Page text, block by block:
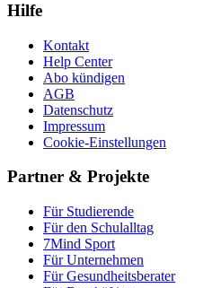
Hilfe
Kontakt
Help Center
Abo kündigen
AGB
Datenschutz
Impressum
Cookie-Einstellungen
Partner & Projekte
Für Stu­die­rende
Für den Schulalltag
7Mind Sport
Für Unter­neh­men
Für Gesund­heits­be­ra­ter